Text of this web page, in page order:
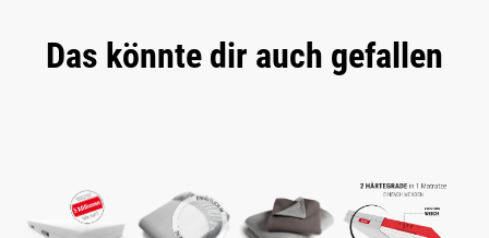
Das könnte dir auch gefallen